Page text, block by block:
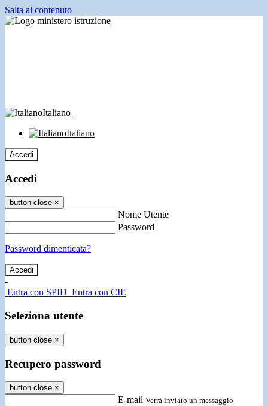
Salta al contenuto
Italiano
Italiano
Accedi
Accedi
button close ×
Nome Utente
Password
Password dimenticata?
-
Entra con SPID Entra con CIE
Seleziona utente
button close ×
Recupero password
button close ×
E-mail Verrà inviato un messaggio